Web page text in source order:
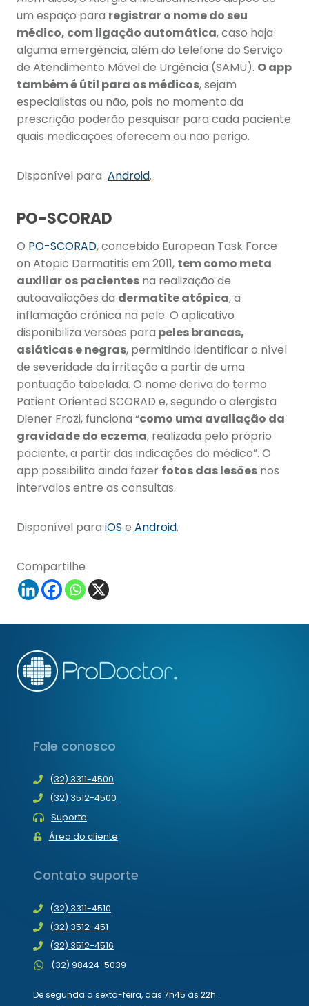
um espaço para registrar o nome do seu
médico, com ligação automática, caso haja
alguma emergência, além do telefone do Serviço
de Atendimento Móvel de Urgência (SAMU). O app
também é útil para os médicos, sejam
especialistas ou não, pois no momento da
prescrição poderão pesquisar para cada paciente
quais medicações oferecem ou não perigo.
Disponível para Android.
PO-SCORAD
O PO-SCORAD, concebido European Task Force
on Atopic Dermatitis em 2011, tem como meta
auxiliar os pacientes na realização de
autoavaliações da dermatite atópica, a
inflamação crônica na pele. O aplicativo
disponibiliza versões para peles brancas,
asiáticas e negras, permitindo identificar o nível
de severidade da irritação a partir de uma
pontuação tabelada. O nome deriva do termo
Patient Oriented SCORAD e, segundo o alergista
Diener Frozi, funciona “como uma avaliação da
gravidade do eczema, realizada pelo próprio
paciente, a partir das indicações do médico”. O
app possibilita ainda fazer fotos das lesões nos
intervalos entre as consultas.
Disponível para iOS e Android.
Compartilhe
Fale conosco
(32) 3311-4500
(32) 3512-4500
Suporte
Área do cliente
Contato suporte
(32) 3311-4510
(32) 3512-451
(32) 3512-4516
(32) 98424-5039
De segunda a sexta-feira, das 7h45 às 22h.